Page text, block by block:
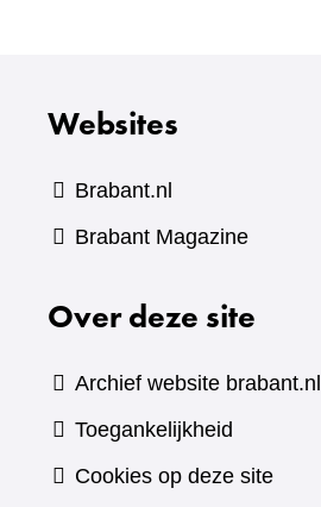
Websites
Brabant.nl
Brabant Magazine(verwijst
een
website)
Over deze site
Archief website brabant.nl
Toegankelijkheid
Cookies op deze site